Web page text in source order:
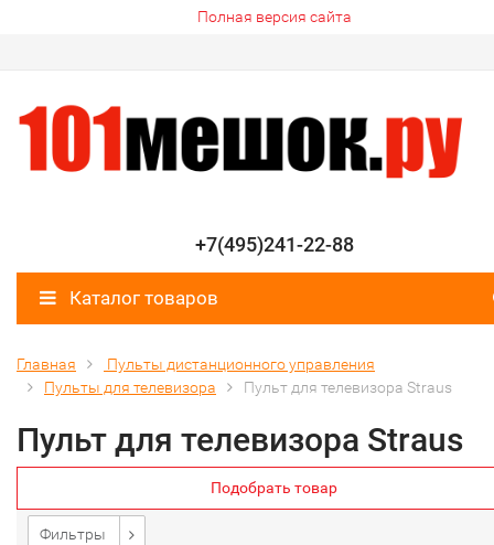
Полная версия сайта
+7(495)241-22-88
Каталог товаров
Главная
Пульты дистанционного управления
Пульты для телевизора
Пульт для телевизора Straus
Пульт для телевизора Straus
Подобрать товар
Фильтры